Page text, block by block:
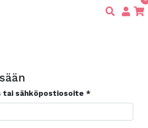
tai sähköpostiosoite *